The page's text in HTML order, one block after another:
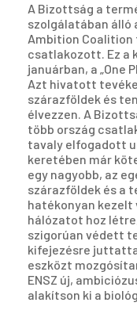
A Bizottság a
szolgálatában álló
Ambition Coalition
csatlakozott. Ez a
januárban, a „One
Azt hivatott
szárazföldek és
élvezzen. A
több ország
tavaly elfogadott
keretében már
egy nagyobb, az
szárazföldek és a
hatékonyan
hálózatot hoz
szigorúan védett
kifejezésre
eszközt
ENSZ új,
alakítson ki a